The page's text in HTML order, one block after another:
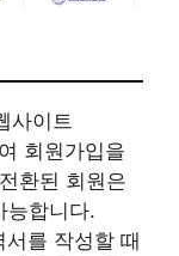
사이트
회원가입을
환된 회원은
능합니다​​.
를 작성할 때